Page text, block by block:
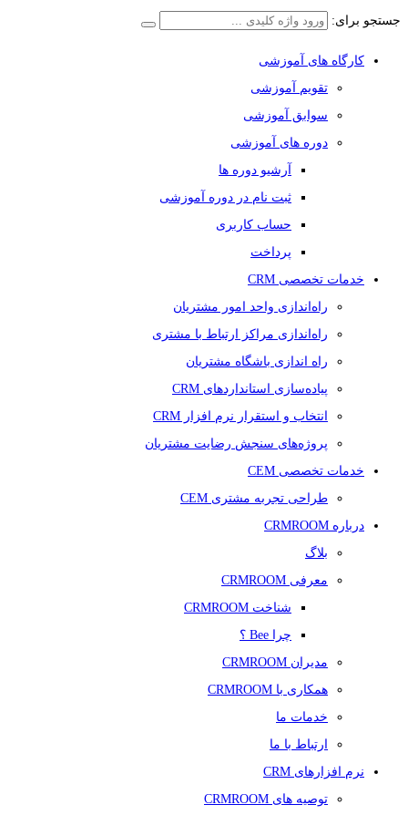
جستجو برای:
کارگاه های آموزشی
تقویم آموزشی
سوابق آموزشی
دوره های آموزشی
آرشیو دوره ها
ثبت نام در دوره آموزشی
حساب کاربری
پرداخت
خدمات تخصصی CRM
راه‌اندازی واحد امور مشتریان
راه‌اندازی مراکز ارتباط با مشتری
راه اندازی باشگاه مشتریان
پیاده‌سازی استانداردهای CRM
انتخاب و استقرار نرم افزار CRM
پروژه‌های سنجش رضایت مشتریان
خدمات تخصصی CEM
طراحی تجربه مشتری CEM
درباره CRMROOM
بلاگ
معرفی CRMROOM
شناخت CRMROOM
چرا Bee ؟
مدیران CRMROOM
همکاری با CRMROOM
خدمات ما
ارتباط با ما
نرم افزارهای CRM
توصیه های CRMROOM